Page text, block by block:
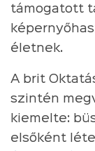
támogatott
életnek.
A brit
szintén
kiemelte:
elsőként